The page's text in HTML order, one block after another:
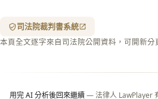
司法院裁判書系統
本頁全文逐字來自司法院公開資料，可開新分
用完 AI 分析後回來繼續— 法律人 LawPlayer